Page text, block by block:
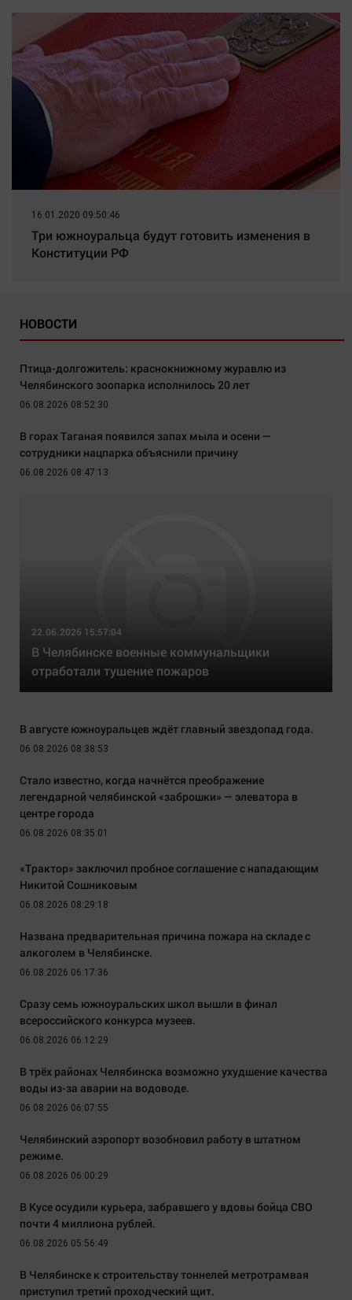
16.01.2020 09:50:46
Три южноуральца будут готовить изменения в
Конституции РФ
НОВОСТИ
Птица-долгожитель: краснокнижному журавлю из
Челябинского зоопарка исполнилось 20 лет
06.08.2026 08:52:30
В горах Таганая появился запах мыла и осени —
сотрудники нацпарка объяснили причину
06.08.2026 08:47:13
22.06.2026 15:57:04
В Челябинске военные коммунальщики
отработали тушение пожаров
В августе южноуральцев ждёт главный звездопад года.
06.08.2026 08:38:53
Стало известно, когда начнётся преображение
легендарной челябинской «заброшки» — элеватора в
центре города
06.08.2026 08:35:01
«Трактор» заключил пробное соглашение с нападающим
Никитой Сошниковым
06.08.2026 08:29:18
Названа предварительная причина пожара на складе с
алкоголем в Челябинске.
06.08.2026 06:17:36
Сразу семь южноуральских школ вышли в финал
всероссийского конкурса музеев.
06.08.2026 06:12:29
В трёх районах Челябинска возможно ухудшение качества
воды из-за аварии на водоводе.
06.08.2026 06:07:55
Челябинский аэропорт возобновил работу в штатном
режиме.
06.08.2026 06:00:29
В Кусе осудили курьера, забравшего у вдовы бойца СВО
почти 4 миллиона рублей.
06.08.2026 05:56:49
В Челябинске к строительству тоннелей метротрамвая
приступил третий проходческий щит.